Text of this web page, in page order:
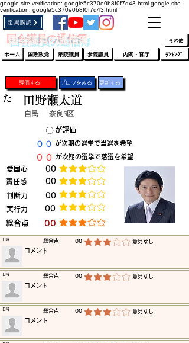
google-site-verification: google5c370e0b8f0f7d43.html google-site-
verification: google5c370e0b8f0f7d43.html
​国会議員の通信簿
定期購読
ホーム 国政政党 衆院議員 参院議員 ﾗﾝｷﾝｸﾞ
内閣・官庁
その他
評価する プロフをみる 更新する
自民 奈良3区
​が評価
​が次期の選挙で当選を希望
​が次期の選挙で落選を希望
​愛国心 ​00 平均評価 3 /5
​責任感 ​00 平均評価 3 /5
​判断力 ​00 平均評価 3 /5
​実行力 ​00 平均評価 3 /5
​総合点 ​00 平均評価 3 /5
た 田野瀬太道
​〇​
​００
​００
​総合点 00 平均評価 3 /5 ​意見なし
​日時
​コメント
​総合点 00 平均評価 3 /5 ​意見なし
​日時
​コメント
​総合点 00 平均評価 3 /5 ​意見なし
​日時
​コメント